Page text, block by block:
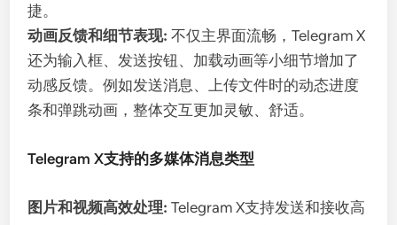
捷。
动画反馈和细节表现: 不仅主界面流畅，Telegram X
还为输入框、发送按钮、加载动画等小细节增加了
动感反馈。例如发送消息、上传文件时的动态进度
条和弹跳动画，整体交互更加灵敏、舒适。
Telegram X支持的多媒体消息类型
图片和视频高效处理: Telegram X支持发送和接收高